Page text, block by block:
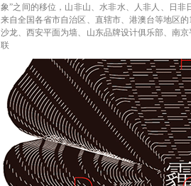
象”之间的移位，山非山、水非水、人非人、日
来自全国各省市自治区、直辖市、港澳台等地区
沙龙、西安平面为墙、山东品牌设计俱乐部、南
联